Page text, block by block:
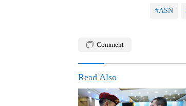
#ASN
Comment
Read Also